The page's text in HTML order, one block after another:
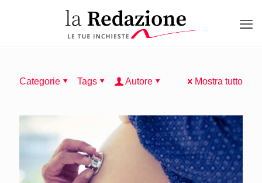
Categorie Tags Autore Mostra tutto